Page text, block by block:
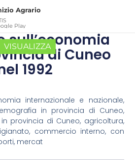
sull’economia
di Cuneo
1992
internazionale e nazionale,
in provincia di Cuneo,
provincia di Cuneo, agricoltura,
commercio interno, con
mercat
Agrario
Play
VISUALIZZA